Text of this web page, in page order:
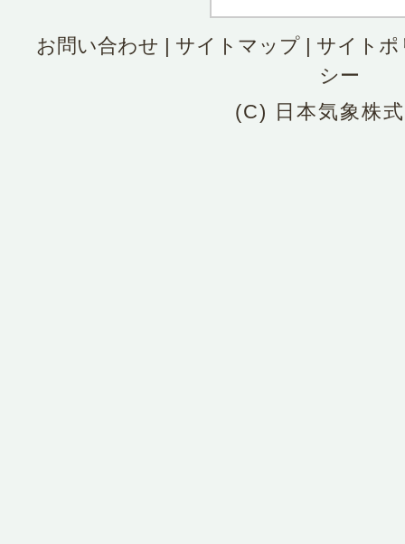
お問い合わせ サイトマップ| サイトポ
シー
(C) 日本気象株